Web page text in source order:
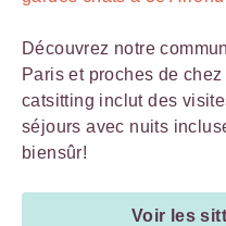
Découvrez notre
Paris et proches de
catsitting inclut des
séjours avec nuits
biensûr!
Voir les